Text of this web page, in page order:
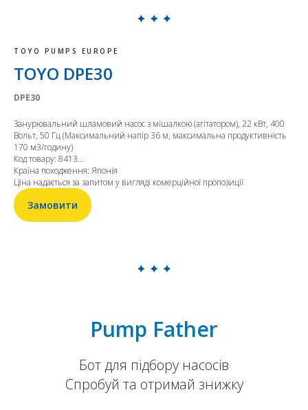
TOYO PUMPS EUROPE
TOYO DPE30
DPE30
Занурювальний шламовий насос з мішалкою (агітатором), 22 кВт, 400
Вольт, 50 Гц (Максимальний напір 36 м, максимальна продуктивність
170 м3/годину)
Код товару: 8413...
Країна походження: Японія
Ціна надається за запитом у вигляді комерційної пропозиції
Замовити
Pump Father
Бот для підбору насосів
Спробуй та отримай знижку